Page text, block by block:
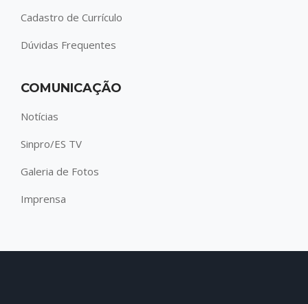
Cadastro de Currículo
Dúvidas Frequentes
COMUNICAÇÃO
Notícias
Sinpro/ES TV
Galeria de Fotos
Imprensa